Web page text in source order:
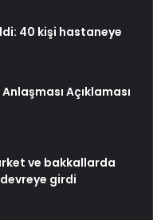
40 kişi hastaneye
Açıklaması
ve bakkallarda
girdi